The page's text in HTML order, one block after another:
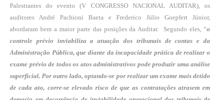
Palestrantes do evento (V CONGRESSO NACIONAL AUDITAR), os
auditores André Pachioni Baeta e Frederico Júlio Goepfert Júnior,
abordaram bem a maior parte das posições da Auditar. Segundo eles, “o
controle prévio inviabiliza a atuação dos tribunais de contas e da
Administração Pública, que diante da incapacidade prática de realizar o
exame prévio de todos os atos administrativos pode produzir uma análise
superficial. Por outro lado, optando-se por realizar um exame mais detido
de cada ato, corre-se elevado risco de que as contratações atrasem em